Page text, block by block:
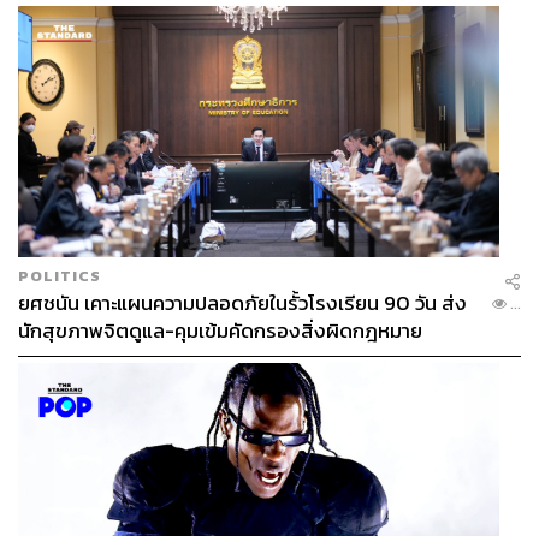
POLITICS
ยศชนัน เคาะแผนความปลอดภัยในรั้วโรงเรียน 90 วัน ส่ง
นักสุขภาพจิตดูแล-คุมเข้มคัดกรองสิ่งผิดกฎหมาย
...